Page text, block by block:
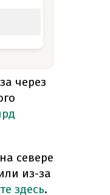
через
севере
из-за
здесь.